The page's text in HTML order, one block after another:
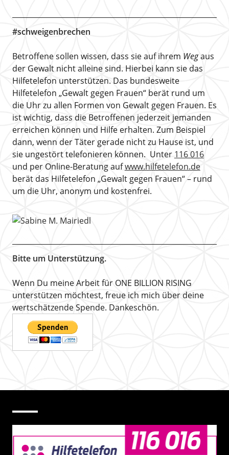
#schweigenbrechen
Betroffene sollen wissen, dass sie auf ihrem Wegaus
der Gewalt nicht alleine sind. Hierbei kann sie das
Hilfetelefon unterstützen. Das bundesweite
Hilfetelefon „Gewalt gegen Frauen“ berät rund um
die Uhr zu allen Formen von Gewalt gegen Frauen. Es
ist wichtig, dass die Betroffenen jederzeit jemanden
erreichen können und Hilfe erhalten. Zum Beispiel
dann, wenn der Täter gerade nicht zu Hause ist, und
sie ungestört telefonieren können. Unter 116 016
und per Online-Beratung aufwww.hilfetelefon.de
berät das Hilfetelefon „Gewalt gegen Frauen“ – rund
um die Uhr, anonym und kostenfrei.
Bitte um Unterstützung.
Wenn Du meine Arbeit für ONE BILLION RISING
unterstützen möchtest, freue ich mich über deine
wertschätzende Spende. Dankeschön.